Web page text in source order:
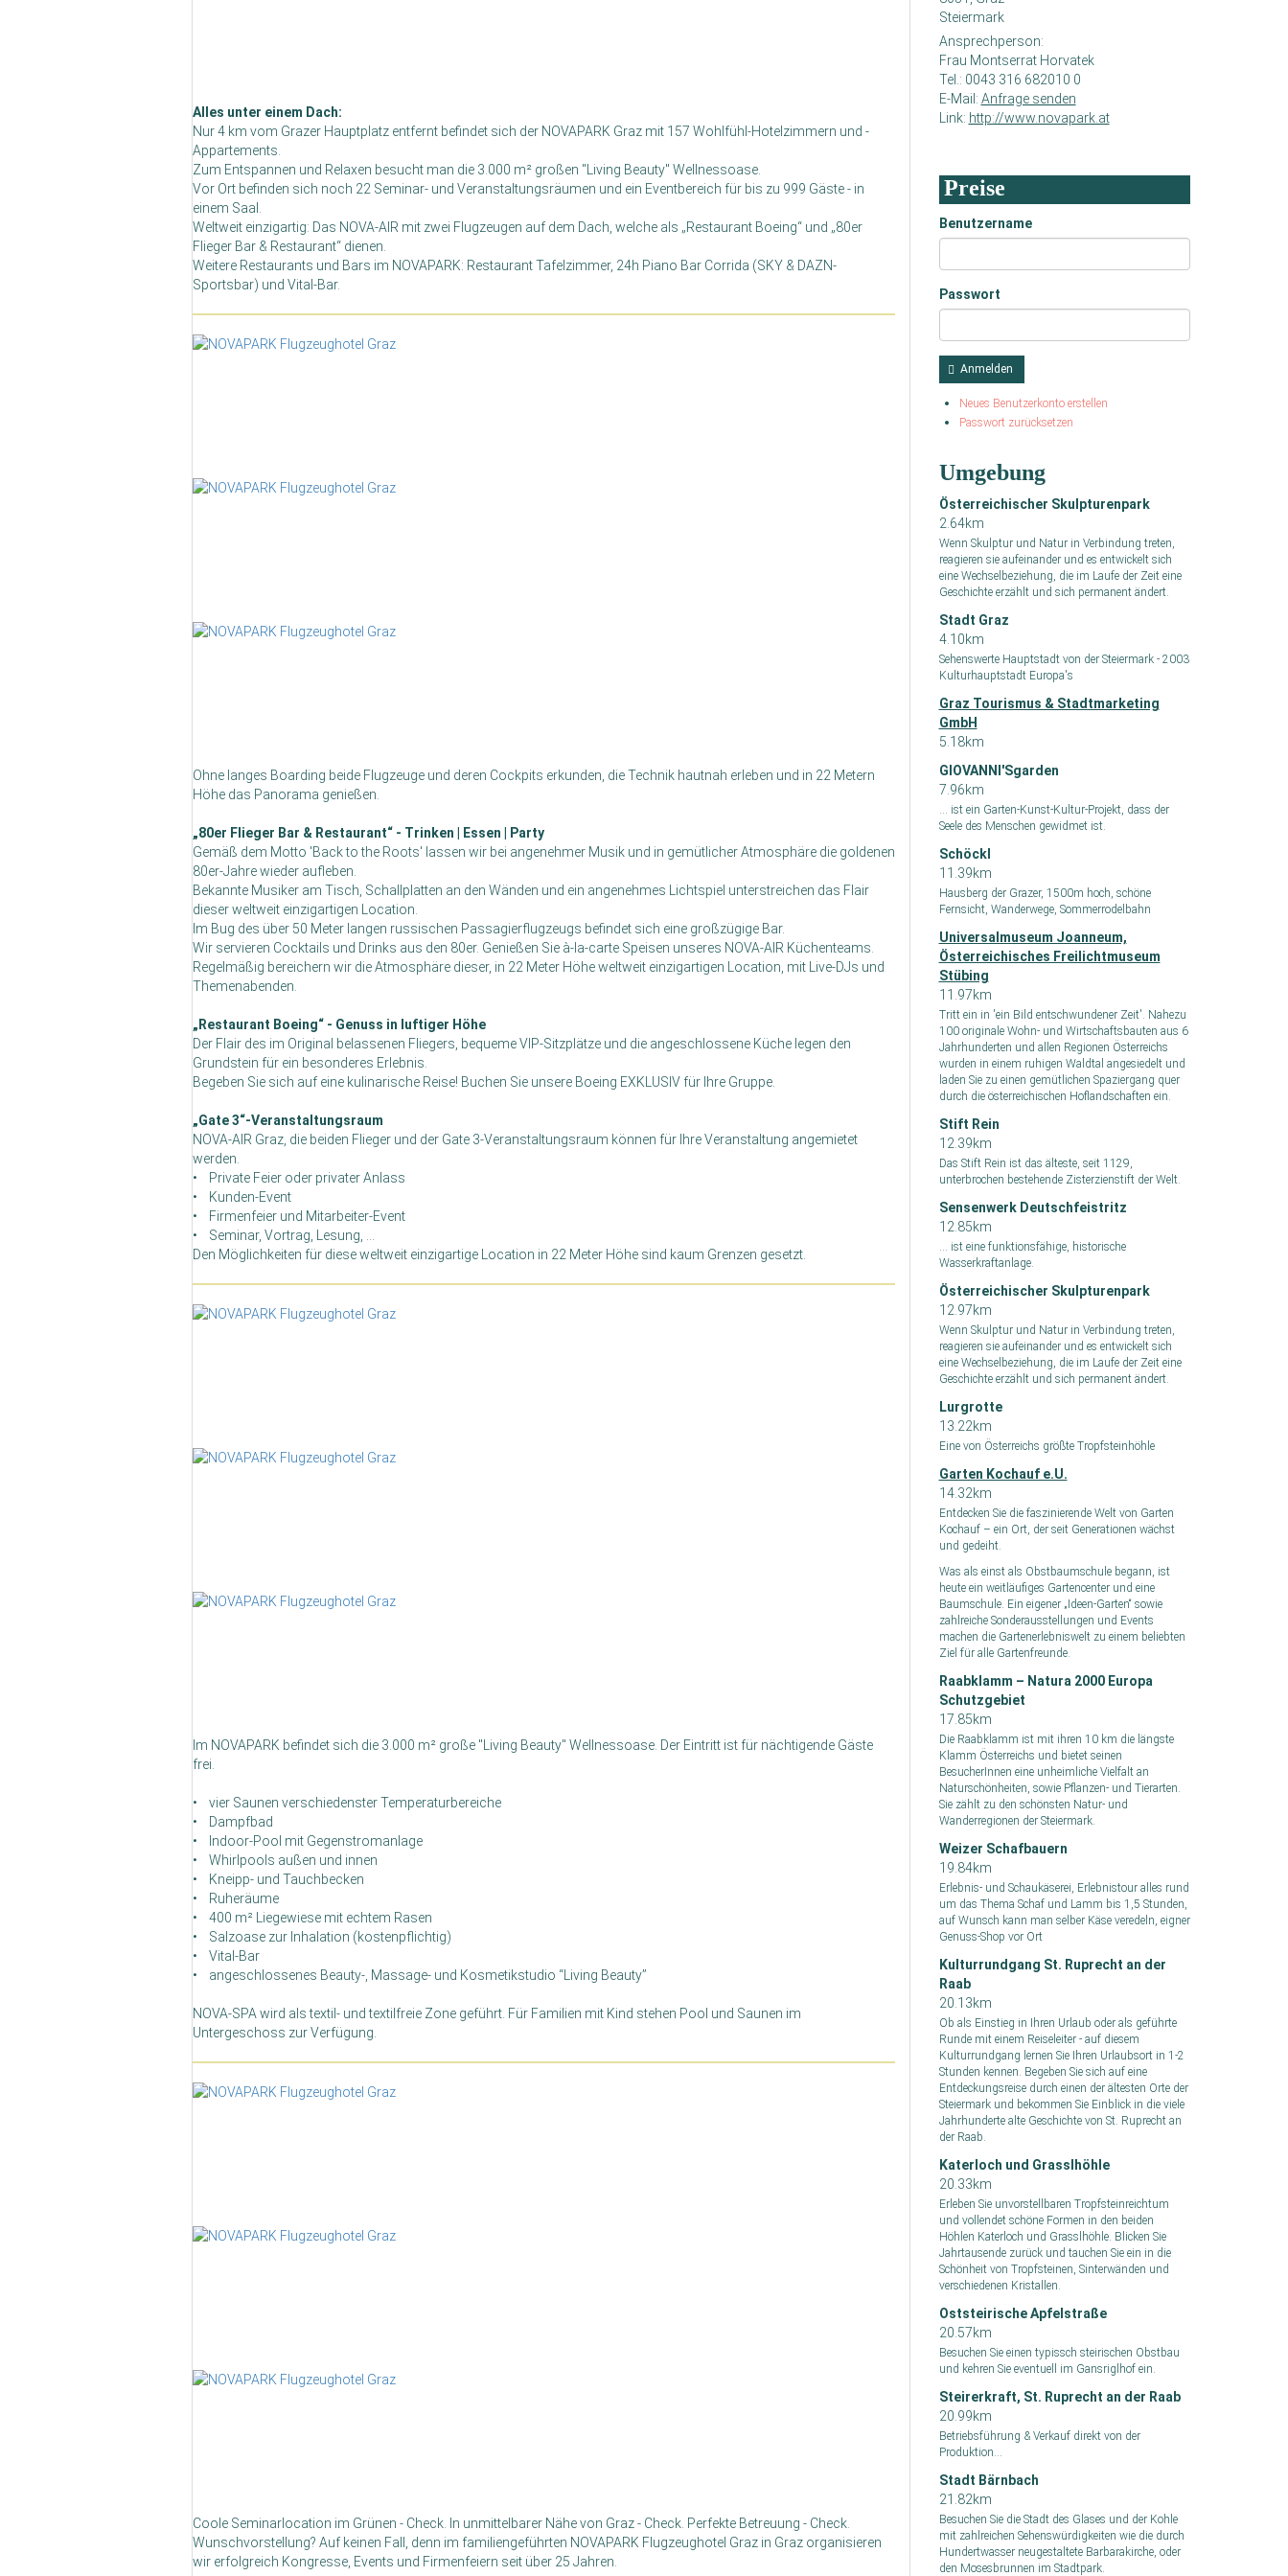
Alles unter einem Dach:
Nur 4 km vom Grazer Hauptplatz entfernt befindet sich der NOVAPARK Graz mit 157 Wohlfühl-Hotelzimmern und -
Appartements.
Zum Entspannen und Relaxen besucht man die 3.000 m² großen "Living Beauty" Wellnessoase.
Vor Ort befinden sich noch 22 Seminar- und Veranstaltungsräumen und ein Eventbereich für bis zu 999 Gäste - in
einem Saal.
Weltweit einzigartig: Das NOVA-AIR mit zwei Flugzeugen auf dem Dach, welche als „Restaurant Boeing“ und „80er
Flieger Bar & Restaurant“ dienen.
Weitere Restaurants und Bars im NOVAPARK: Restaurant Tafelzimmer, 24h Piano Bar Corrida (SKY & DAZN-
Sportsbar) und Vital-Bar.
Ohne langes Boarding beide Flugzeuge und deren Cockpits erkunden, die Technik hautnah erleben und in 22 Metern
Höhe das Panorama genießen.
„80er Flieger Bar & Restaurant“ - Trinken | Essen | Party
Gemäß dem Motto 'Back to the Roots' lassen wir bei angenehmer Musik und in gemütlicher Atmosphäre die goldenen
80er-Jahre wieder aufleben.
Bekannte Musiker am Tisch, Schallplatten an den Wänden und ein angenehmes Lichtspiel unterstreichen das Flair
dieser weltweit einzigartigen Location.
Im Bug des über 50 Meter langen russischen Passagierflugzeugs befindet sich eine großzügige Bar.
Wir servieren Cocktails und Drinks aus den 80er. Genießen Sie à-la-carte Speisen unseres NOVA-AIR Küchenteams.
Regelmäßig bereichern wir die Atmosphäre dieser, in 22 Meter Höhe weltweit einzigartigen Location, mit Live-DJs und
Themenabenden.
„Restaurant Boeing“ - Genuss in luftiger Höhe
Der Flair des im Original belassenen Fliegers, bequeme VIP-Sitzplätze und die angeschlossene Küche legen den
Grundstein für ein besonderes Erlebnis.
Begeben Sie sich auf eine kulinarische Reise! Buchen Sie unsere Boeing EXKLUSIV für Ihre Gruppe.
„Gate 3“-Veranstaltungsraum
NOVA-AIR Graz, die beiden Flieger und der Gate 3-Veranstaltungsraum können für Ihre Veranstaltung angemietet
werden.
• Private Feier oder privater Anlass
• Kunden-Event
• Firmenfeier und Mitarbeiter-Event
• Seminar, Vortrag, Lesung, ...
Den Möglichkeiten für diese weltweit einzigartige Location in 22 Meter Höhe sind kaum Grenzen gesetzt.
Im NOVAPARK befindet sich die 3.000 m² große "Living Beauty" Wellnessoase. Der Eintritt ist für nächtigende Gäste
frei.
• vier Saunen verschiedenster Temperaturbereiche
• Dampfbad
• Indoor-Pool mit Gegenstromanlage
• Whirlpools außen und innen
• Kneipp- und Tauchbecken
• Ruheräume
• 400 m² Liegewiese mit echtem Rasen
• Salzoase zur Inhalation (kostenpflichtig)
• Vital-Bar
• angeschlossenes Beauty-, Massage- und Kosmetikstudio “Living Beauty”
NOVA-SPA wird als textil- und textilfreie Zone geführt. Für Familien mit Kind stehen Pool und Saunen im
Untergeschoss zur Verfügung.
Coole Seminarlocation im Grünen - Check. In unmittelbarer Nähe von Graz - Check. Perfekte Betreuung - Check.
Wunschvorstellung? Auf keinen Fall, denn im familiengeführten NOVAPARK Flugzeughotel Graz in Graz organisieren
wir erfolgreich Kongresse, Events und Firmenfeiern seit über 25 Jahren.
Steiermark
Ansprechperson:
Frau Montserrat Horvatek
Tel.: 0043 316 682010 0
E-Mail: Anfrage senden
Link: http://www.novapark.at
Preise
Benutzername
Passwort
Anmelden
Neues Benutzerkonto erstellen
Passwort zurücksetzen
Umgebung
Österreichischer Skulpturenpark
2.64km
Wenn Skulptur und Natur in Verbindung treten,
reagieren sie aufeinander und es entwickelt sich
eine Wechselbeziehung, die im Laufe der Zeit eine
Geschichte erzählt und sich permanent ändert.
Stadt Graz
4.10km
Sehenswerte Hauptstadt von der Steiermark - 2003
Kulturhauptstadt Europa's
Graz Tourismus & Stadtmarketing
GmbH
5.18km
GIOVANNI'Sgarden
7.96km
... ist ein Garten-Kunst-Kultur-Projekt, dass der
Seele des Menschen gewidmet ist.
Schöckl
11.39km
Hausberg der Grazer, 1500m hoch, schöne
Fernsicht, Wanderwege, Sommerrodelbahn
Universalmuseum Joanneum,
Österreichisches Freilichtmuseum
Stübing
11.97km
Tritt ein in 'ein Bild entschwundener Zeit'. Nahezu
100 originale Wohn- und Wirtschaftsbauten aus 6
Jahrhunderten und allen Regionen Österreichs
wurden in einem ruhigen Waldtal angesiedelt und
laden Sie zu einen gemütlichen Spaziergang quer
durch die österreichischen Hoflandschaften ein.
Stift Rein
12.39km
Das Stift Rein ist das älteste, seit 1129,
unterbrochen bestehende Zisterzienstift der Welt.
Sensenwerk Deutschfeistritz
12.85km
... ist eine funktionsfähige, historische
Wasserkraftanlage.
Österreichischer Skulpturenpark
12.97km
Wenn Skulptur und Natur in Verbindung treten,
reagieren sie aufeinander und es entwickelt sich
eine Wechselbeziehung, die im Laufe der Zeit eine
Geschichte erzählt und sich permanent ändert.
Lurgrotte
13.22km
Eine von Österreichs größte Tropfsteinhöhle
Garten Kochauf e.U.
14.32km
Entdecken Sie die faszinierende Welt von Garten
Kochauf – ein Ort, der seit Generationen wächst
und gedeiht.
Was als einst als Obstbaumschule begann, ist
heute ein weitläufiges Gartencenter und eine
Baumschule. Ein eigener „Ideen-Garten“ sowie
zahlreiche Sonderausstellungen und Events
machen die Gartenerlebniswelt zu einem beliebten
Ziel für alle Gartenfreunde.
Raabklamm – Natura 2000 Europa
Schutzgebiet
17.85km
Die Raabklamm ist mit ihren 10 km die längste
Klamm Österreichs und bietet seinen
BesucherInnen eine unheimliche Vielfalt an
Naturschönheiten, sowie Pflanzen- und Tierarten.
Sie zählt zu den schönsten Natur- und
Wanderregionen der Steiermark.
Weizer Schafbauern
19.84km
Erlebnis- und Schaukäserei, Erlebnistour alles rund
um das Thema Schaf und Lamm bis 1,5 Stunden,
auf Wunsch kann man selber Käse veredeln, eigner
Genuss-Shop vor Ort
Kulturrundgang St. Ruprecht an der
Raab
20.13km
Ob als Einstieg in Ihren Urlaub oder als geführte
Runde mit einem Reiseleiter - auf diesem
Kulturrundgang lernen Sie Ihren Urlaubsort in 1-2
Stunden kennen. Begeben Sie sich auf eine
Entdeckungsreise durch einen der ältesten Orte der
Steiermark und bekommen Sie Einblick in die viele
Jahrhunderte alte Geschichte von St. Ruprecht an
der Raab.
Katerloch und Grasslhöhle
20.33km
Erleben Sie unvorstellbaren Tropfsteinreichtum
und vollendet schöne Formen in den beiden
Höhlen Katerloch und Grasslhöhle. Blicken Sie
Jahrtausende zurück und tauchen Sie ein in die
Schönheit von Tropfsteinen, Sinterwänden und
verschiedenen Kristallen.
Oststeirische Apfelstraße
20.57km
Besuchen Sie einen typissch steirischen Obstbau
und kehren Sie eventuell im Gansriglhof ein.
Steirerkraft, St. Ruprecht an der Raab
20.99km
Betriebsführung & Verkauf direkt von der
Produktion...
Stadt Bärnbach
21.82km
Besuchen Sie die Stadt des Glases und der Kohle
mit zahlreichen Sehenswürdigkeiten wie die durch
Hundertwasser neugestaltete Barbarakirche, oder
den Mosesbrunnen im Stadtpark.